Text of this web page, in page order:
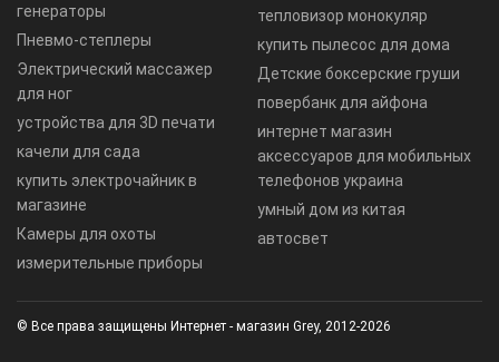
генераторы
Пневмо-степлеры
Электрический массажер
для ног
устройства для 3D печати
качели для сада
купить электрочайник в
магазине
Камеры для охоты
измерительные приборы
тепловизор монокуляр
купить пылесос для дома
Детские боксерские груши
повербанк для айфона
интернет магазин
аксессуаров для мобильных
телефонов украина
умный дом из китая
автосвет
© Все права защищены Интернет - магазин Grey, 2012-2026